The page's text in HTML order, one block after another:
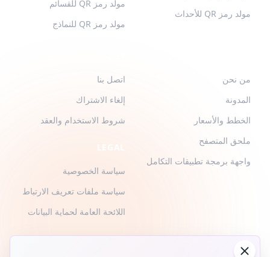
مولد رمز QR للأحداث
مولد رمز QR للقسائم
مولد رمز QR للنماذج
من نحن
المدونة
الخطط والأسعار
ملحق المتصفح
واجهة برمجة تطبيقات التكامل
اتصل بنا
إلغاء الاشتراك
شروط الاستخدام والعقد
سياسة الخصوصية
سياسة ملفات تعريف الارتباط
اللائحة العامة لحماية البيانات